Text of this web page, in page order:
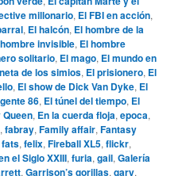
millonario, El FBI en acción,
, El halcón, El hombre de la
invisible, El hombre
solitario, El mago, El mundo en
de los simios, El prisionero, El
, El show de Dick Van Dyke, El
86, El túnel del tiempo, El
Queen, En la cuerda floja,epoca,
,fabray,Family affair,Fantasy
fats,felix,Fireball XL5,flickr,
el Siglo XXIII,furia,gail,Galería
,Garrison’s gorillas,gary,